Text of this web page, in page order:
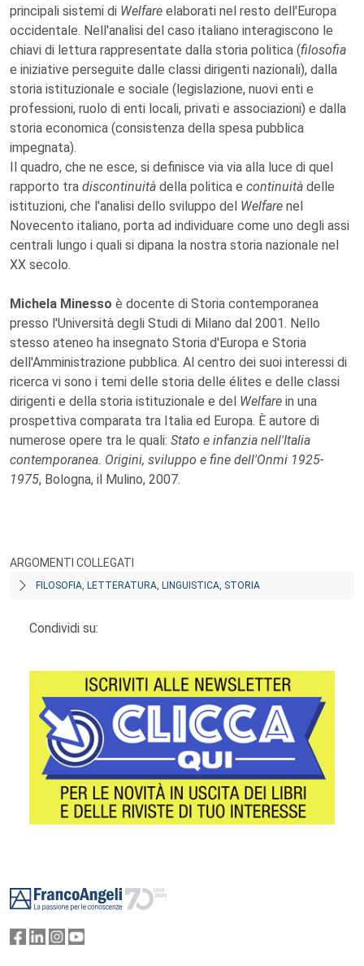
principali sistemi di Welfare elaborati nel resto dell'Europa
occidentale. Nell'analisi del caso italiano interagiscono le
chiavi di lettura rappresentate dalla storia politica (filosofia
e iniziative perseguite dalle classi dirigenti nazionali), dalla
storia istituzionale e sociale (legislazione, nuovi enti e
professioni, ruolo di enti locali, privati e associazioni) e dalla
storia economica (consistenza della spesa pubblica
impegnata).
Il quadro, che ne esce, si definisce via via alla luce di quel
rapporto tra discontinuità della politica e continuità delle
istituzioni, che l'analisi dello sviluppo del Welfare nel
Novecento italiano, porta ad individuare come uno degli assi
centrali lungo i quali si dipana la nostra storia nazionale nel
XX secolo.
Michela Minesso è docente di Storia contemporanea
presso l'Università degli Studi di Milano dal 2001. Nello
stesso ateneo ha insegnato Storia d'Europa e Storia
dell'Amministrazione pubblica. Al centro dei suoi interessi di
ricerca vi sono i temi delle storia delle élites e delle classi
dirigenti e della storia istituzionale e del Welfare in una
prospettiva comparata tra Italia ed Europa. È autore di
numerose opere tra le quali: Stato e infanzia nell'Italia
contemporanea. Origini, sviluppo e fine dell'Onmi 1925-
1975, Bologna, il Mulino, 2007.
ARGOMENTI COLLEGATI
FILOSOFIA, LETTERATURA, LINGUISTICA, STORIA
Condividi su: